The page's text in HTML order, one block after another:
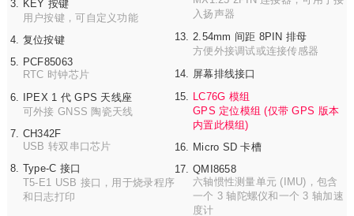
KEY 按键
用户按键，可自定义功能
复位按键
PCF85063
RTC 时钟芯片
IPEX 1 代 GPS 天线座
可外接 GNSS 陶瓷天线
CH342F
USB 转双串口芯片
Type-C 接口
T5-E1 USB 接口，用于烧录程序
和日志打印
入扬声器
2.54mm 间距 8PIN 排母
方便外接调试或连接传感器
屏幕排线接口
LC76G 模组
GPS 定位模组 (仅带 GPS 版本
内置此模组)
Micro SD 卡槽
QMI8658
六轴惯性测量单元 (IMU)，包含
一个 3 轴陀螺仪和一个 3 轴加速
度计